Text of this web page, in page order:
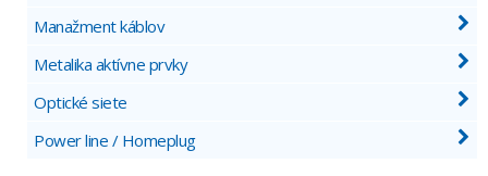
Manažment káblov
Metalika aktívne prvky
Optické siete
Power line / Homeplug